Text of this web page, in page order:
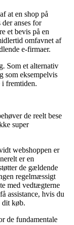
at en shop på
anses for
et bevis på en
omfavnet af
e-firmaer.
Som et alternativ
som eksempelvis
i fremtiden.
de reelt bese
super
webshoppen er
er en
de gældende
regelmæssigt
med vedtægterne
assistance, hvis du
dit køb.
de fundamentale